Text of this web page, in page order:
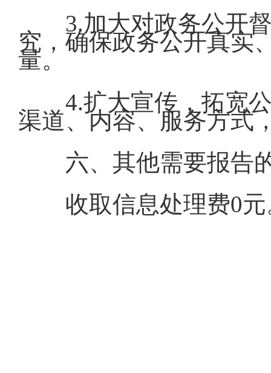
3.加大对政务公开
究，确保政务公开真实
量。
4.扩大宣传，拓宽
渠道、内容、服务方式
六、其他需要报告
收取信息处理费0